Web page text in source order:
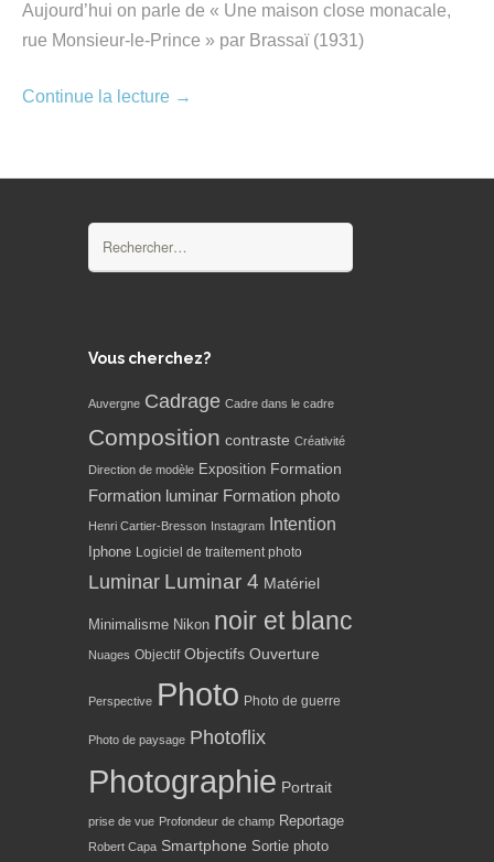
Aujourd’hui on parle de « Une maison close monacale,
rue Monsieur-le-Prince » par Brassaï (1931)
Continue la lecture →
Vous cherchez?
Auvergne Cadrage Cadre dans le cadre
Composition contraste Créativité
Direction de modèle Exposition Formation
Formation luminar Formation photo
Henri Cartier-Bresson Instagram Intention
Iphone Logiciel de traitement photo
Luminar Luminar 4 Matériel
Minimalisme Nikon noir et blanc
Nuages Objectif Objectifs Ouverture
Perspective Photo Photo de guerre
Photo de paysage Photoflix
Photographie Portrait
prise de vue Profondeur de champ Reportage
Robert Capa Smartphone Sortie photo